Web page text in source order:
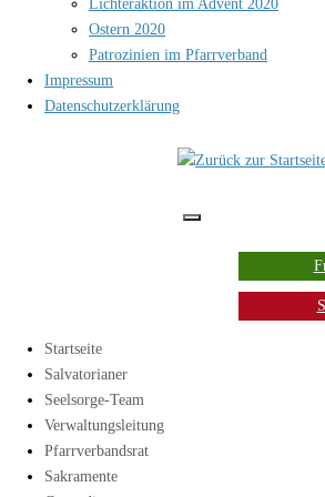
Lichteraktion im Advent 2020
Ostern 2020
Patrozinien im Pfarrverband
Impressum
Datenschutzerklärung
Startseite
Salvatorianer
Seelsorge-Team
Verwaltungsleitung
Pfarrverbandsrat
Sakramente